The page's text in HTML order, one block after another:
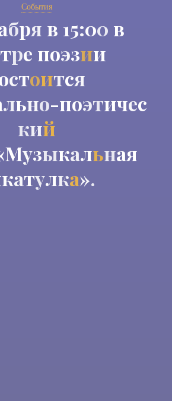
События
бря в 15:00 в
тре поэзии
стоится
льно-поэтичес
кий
Музыкальная
катулка».